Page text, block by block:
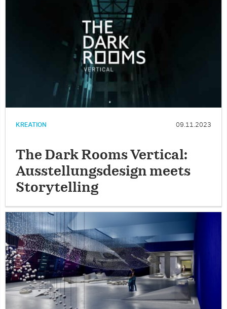
KREATION 09.11.2023
The Dark Rooms Vertical:
Ausstellungsdesign meets
Storytelling